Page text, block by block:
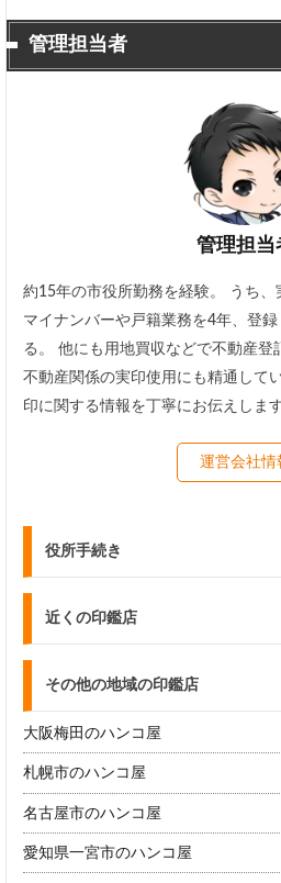
管理担当者
管理担当
約15年の市役所勤務を経験。 うち、
マイナンバーや戸籍業務を4年、登
る。 他にも用地買収などで不動産登
不動産関係の実印使用にも精通して
印に関する情報を丁寧にお伝えします
運営会社情
役所手続き
近くの印鑑店
その他の地域の印鑑店
大阪梅田のハンコ屋
札幌市のハンコ屋
名古屋市のハンコ屋
愛知県一宮市のハンコ屋